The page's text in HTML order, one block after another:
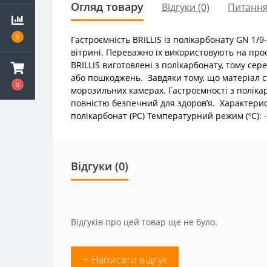
0
0
Огляд товару Відгуки (0) Питання
Гастроємність BRILLIS із полікарбонату GN
вітрині. Переважно їх використовують на
BRILLIS виготовлені з полікарбонату, тому
або пошкоджень. Завдяки тому, що матеріал
морозильних камерах. Гастроємності з
повністю безпечний для здоров’я.
полікарбонат (PC) Температурний режим
Відгуки (0)
Відгуків про цей товар ще не було.
+ Написати відгук